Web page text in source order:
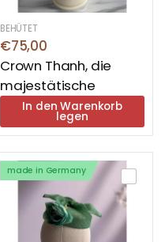
BEHÜTET
€75,00
Crown Thanh, die
majestätische
In den Warenkorb
legen
made in Germany